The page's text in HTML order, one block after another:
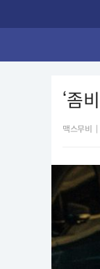
‘좀
맥스무비